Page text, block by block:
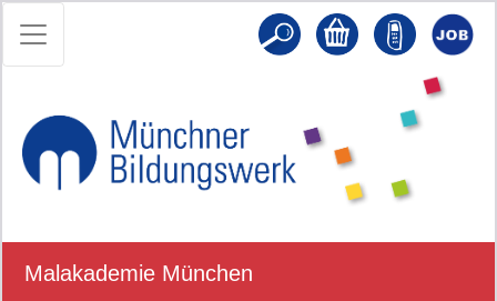
Malakademie München